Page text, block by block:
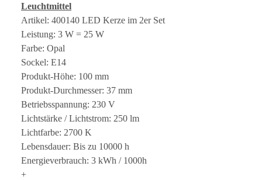
Leuchtmittel
Artikel: 400140 LED Kerze im 2er Set
Leistung: 3 W = 25 W
Farbe: Opal
Sockel: E14
Produkt-Höhe: 100 mm
Produkt-Durchmesser: 37 mm
Betriebsspannung: 230 V
Lichtstärke / Lichtstrom: 250 lm
Lichtfarbe: 2700 K
Lebensdauer: Bis zu 10000 h
Energieverbrauch: 3 kWh / 1000h
+